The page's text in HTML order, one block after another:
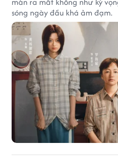
sóng ngày đầu khá ảm đạm.